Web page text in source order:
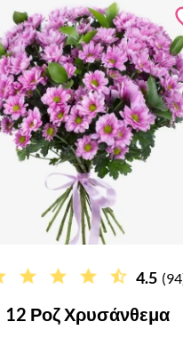
4.5
12 Ροζ Χρυσάνθεμα